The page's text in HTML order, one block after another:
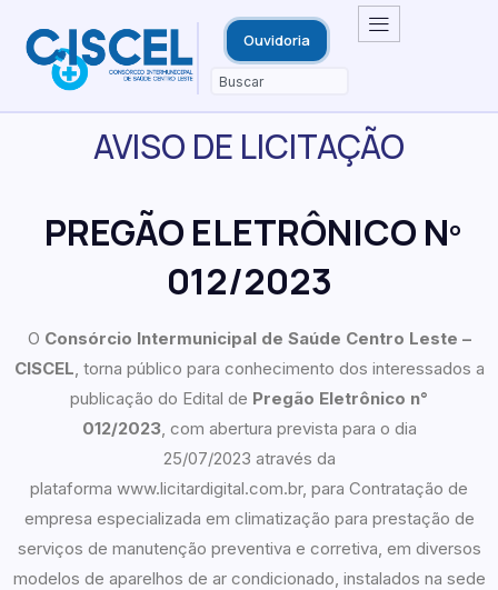
Ouvidoria
AVISO DE LICITAÇÃO
PREGÃO ELETRÔNICO Nº
012/2023
O Consórcio Intermunicipal de Saúde Centro Leste –
CISCEL, torna público para conhecimento dos interessados a
publicação do Edital de Pregão Eletrônico n°
012/2023, com abertura prevista para o dia
25/07/2023 através da
plataforma www.licitardigital.com.br, para Contratação de
empresa especializada em climatização para prestação de
serviços de manutenção preventiva e corretiva, em diversos
modelos de aparelhos de ar condicionado, instalados na sede